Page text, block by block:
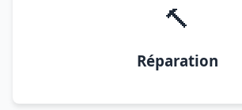
🔨
Réparation